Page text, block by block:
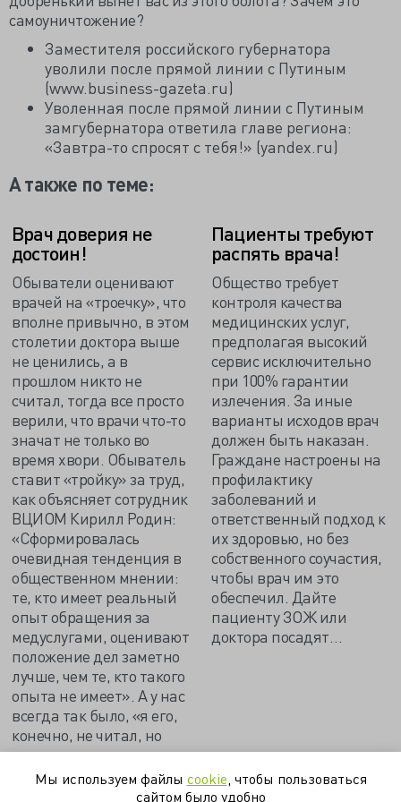
самоуничтожение?
Заместителя российского губернатора
уволили после прямой линии с Путиным
(www.business-gazeta.ru)
Уволенная после прямой линии с Путиным
замгубернатора ответила главе региона:
«Завтра-то спросят с тебя!» (yandex.ru)
А также по теме:
Врач доверия не
достоин!
Обыватели оценивают
врачей на «троечку», что
вполне привычно, в этом
столетии доктора выше
не ценились, а в
прошлом никто не
считал, тогда все просто
верили, что врачи что-то
значат не только во
время хвори. Обыватель
ставит «тройку» за труд,
как объясняет сотрудник
ВЦИОМ Кирилл Родин:
«Сформировалась
очевидная тенденция в
общественном мнении:
те, кто имеет реальный
опыт обращения за
медуслугами, оценивают
положение дел заметно
лучше, чем те, кто такого
опыта не имеет». А у нас
всегда так было, «я его,
конечно, не читал, но
осуждаю»…
Пациенты требуют
распять врача!
Общество требует
контроля качества
медицинских услуг,
предполагая высокий
сервис исключительно
при 100% гарантии
излечения. За иные
варианты исходов врач
должен быть наказан.
Граждане настроены на
профилактику
заболеваний и
ответственный подход к
их здоровью, но без
собственного соучастия,
чтобы врач им это
обеспечил. Дайте
пациенту ЗОЖ или
доктора посадят…
Мы используем файлы cookie , чтобы пользоваться
сайтом было удобно